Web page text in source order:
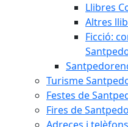
Llibres
Altres
Ficció:
Turisme
Festes de
Fires de